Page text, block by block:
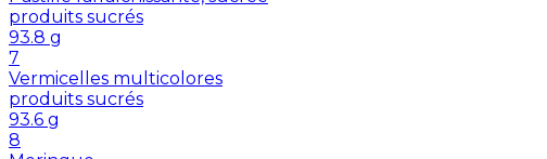
produits sucrés
93.8 g
7
Vermicelles multicolores
produits sucrés
93.6 g
8